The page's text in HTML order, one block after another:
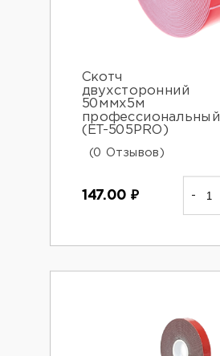
Скотч
двухсторонний
50ммх5м
профессиональный
(ET-505PRO)
(0 Отзывов)
147.00 ₽ -